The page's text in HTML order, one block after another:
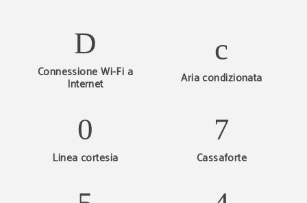
Connessione Wi-Fi a
Internet Aria condizionata
Linea cortesia Cassaforte